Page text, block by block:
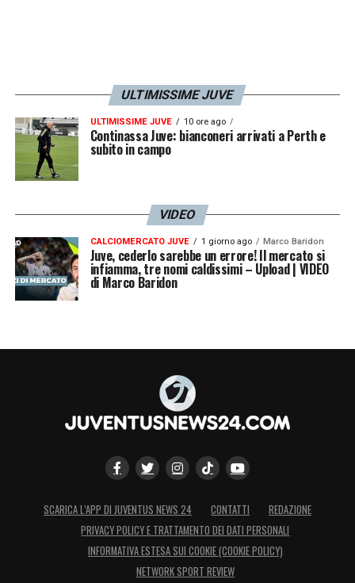
ULTIMISSIME JUVE
ULTIMISSIME JUVE 10 ore ago
Continassa Juve: bianconeri arrivati a Perth e
subito in campo
VIDEO
CALCIOMERCATO JUVE 1 giorno ago Marco Baridon
Juve, cederlo sarebbe un errore! Il mercato si
infiamma, tre nomi caldissimi – Upload | VIDEO
di Marco Baridon
SCARICA L’APP DI JUVENTUS NEWS 24 CONTATTI
REDAZIONE
PRIVACY POLICY E TRATTAMENTO DEI DATI PERSONALI
INFORMATIVA ESTESA SUI COOKIE (COOKIE POLICY)
NETWORK SPORT REVIEW